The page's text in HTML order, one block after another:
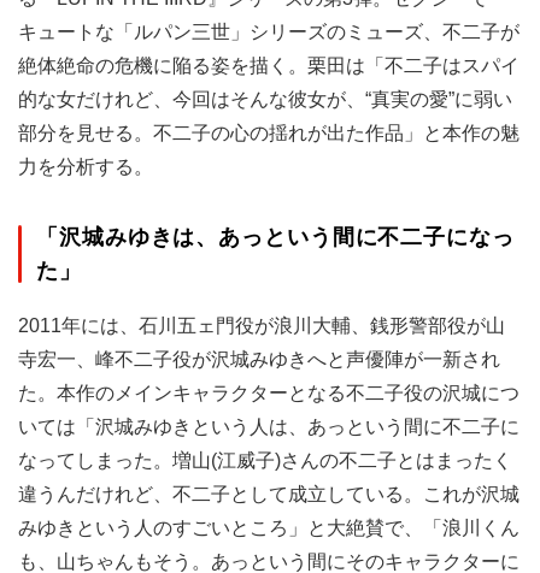
キュートな「ルパン三世」シリーズのミューズ、不二子が
絶体絶命の危機に陥る姿を描く。栗田は「不二子はスパイ
的な女だけれど、今回はそんな彼女が、“真実の愛”に弱い
部分を見せる。不二子の心の揺れが出た作品」と本作の魅
力を分析する。
「沢城みゆきは、あっという間に不二子になっ
た」
2011年には、石川五ェ門役が浪川大輔、銭形警部役が山
寺宏一、峰不二子役が沢城みゆきへと声優陣が一新され
た。本作のメインキャラクターとなる不二子役の沢城につ
いては「沢城みゆきという人は、あっという間に不二子に
なってしまった。増山(江威子)さんの不二子とはまったく
違うんだけれど、不二子として成立している。これが沢城
みゆきという人のすごいところ」と大絶賛で、「浪川くん
も、山ちゃんもそう。あっという間にそのキャラクターに